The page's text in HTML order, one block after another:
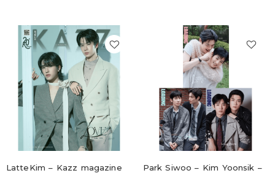
LatteKim – Kazz magazine
Park Siwoo – Kim Yoonsik –